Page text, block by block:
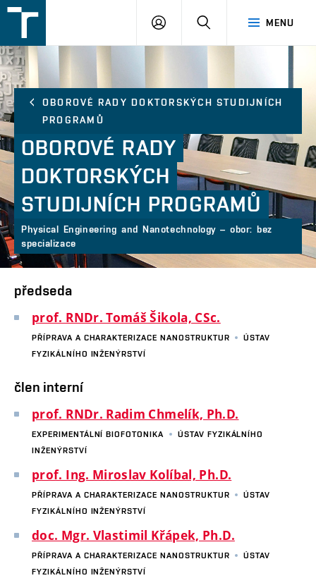
v
Brně
MENU
PŘIHLÁŠENÍ
OBOROVÉ RADY DOKTORSKÝCH STUDIJNÍCH
PROGRAMŮ
OBOROVÉ RADY
DOKTORSKÝCH
STUDIJNÍCH PROGRAMŮ
Physical Engineering and Nanotechnology – obor: bez
specializace
předseda
prof. RNDr. Tomáš Šikola, CSc.
PŘÍPRAVA A CHARAKTERIZACE NANOSTRUKTUR
ÚSTAV
FYZIKÁLNÍHO INŽENÝRSTVÍ
člen interní
prof. RNDr. Radim Chmelík, Ph.D.
EXPERIMENTÁLNÍ BIOFOTONIKA
ÚSTAV FYZIKÁLNÍHO
INŽENÝRSTVÍ
prof. Ing. Miroslav Kolíbal, Ph.D.
PŘÍPRAVA A CHARAKTERIZACE NANOSTRUKTUR
ÚSTAV
FYZIKÁLNÍHO INŽENÝRSTVÍ
doc. Mgr. Vlastimil Křápek, Ph.D.
PŘÍPRAVA A CHARAKTERIZACE NANOSTRUKTUR
ÚSTAV
FYZIKÁLNÍHO INŽENÝRSTVÍ